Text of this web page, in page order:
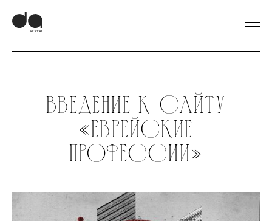
Введение к сайту
«Еврейские
профессии»